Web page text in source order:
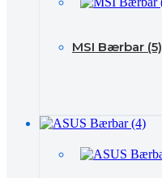
MSI Bærbar (5)